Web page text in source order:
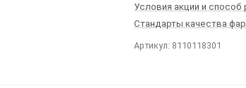
Условия акции и способ
Стандарты качества
Артикул: 8110118301